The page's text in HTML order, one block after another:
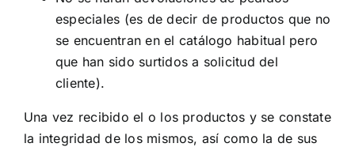
especiales (es de decir de productos que no
se encuentran en el catálogo habitual pero
que han sido surtidos a solicitud del
cliente).
Una vez recibido el o los productos y se constate
la integridad de los mismos, así como la de sus